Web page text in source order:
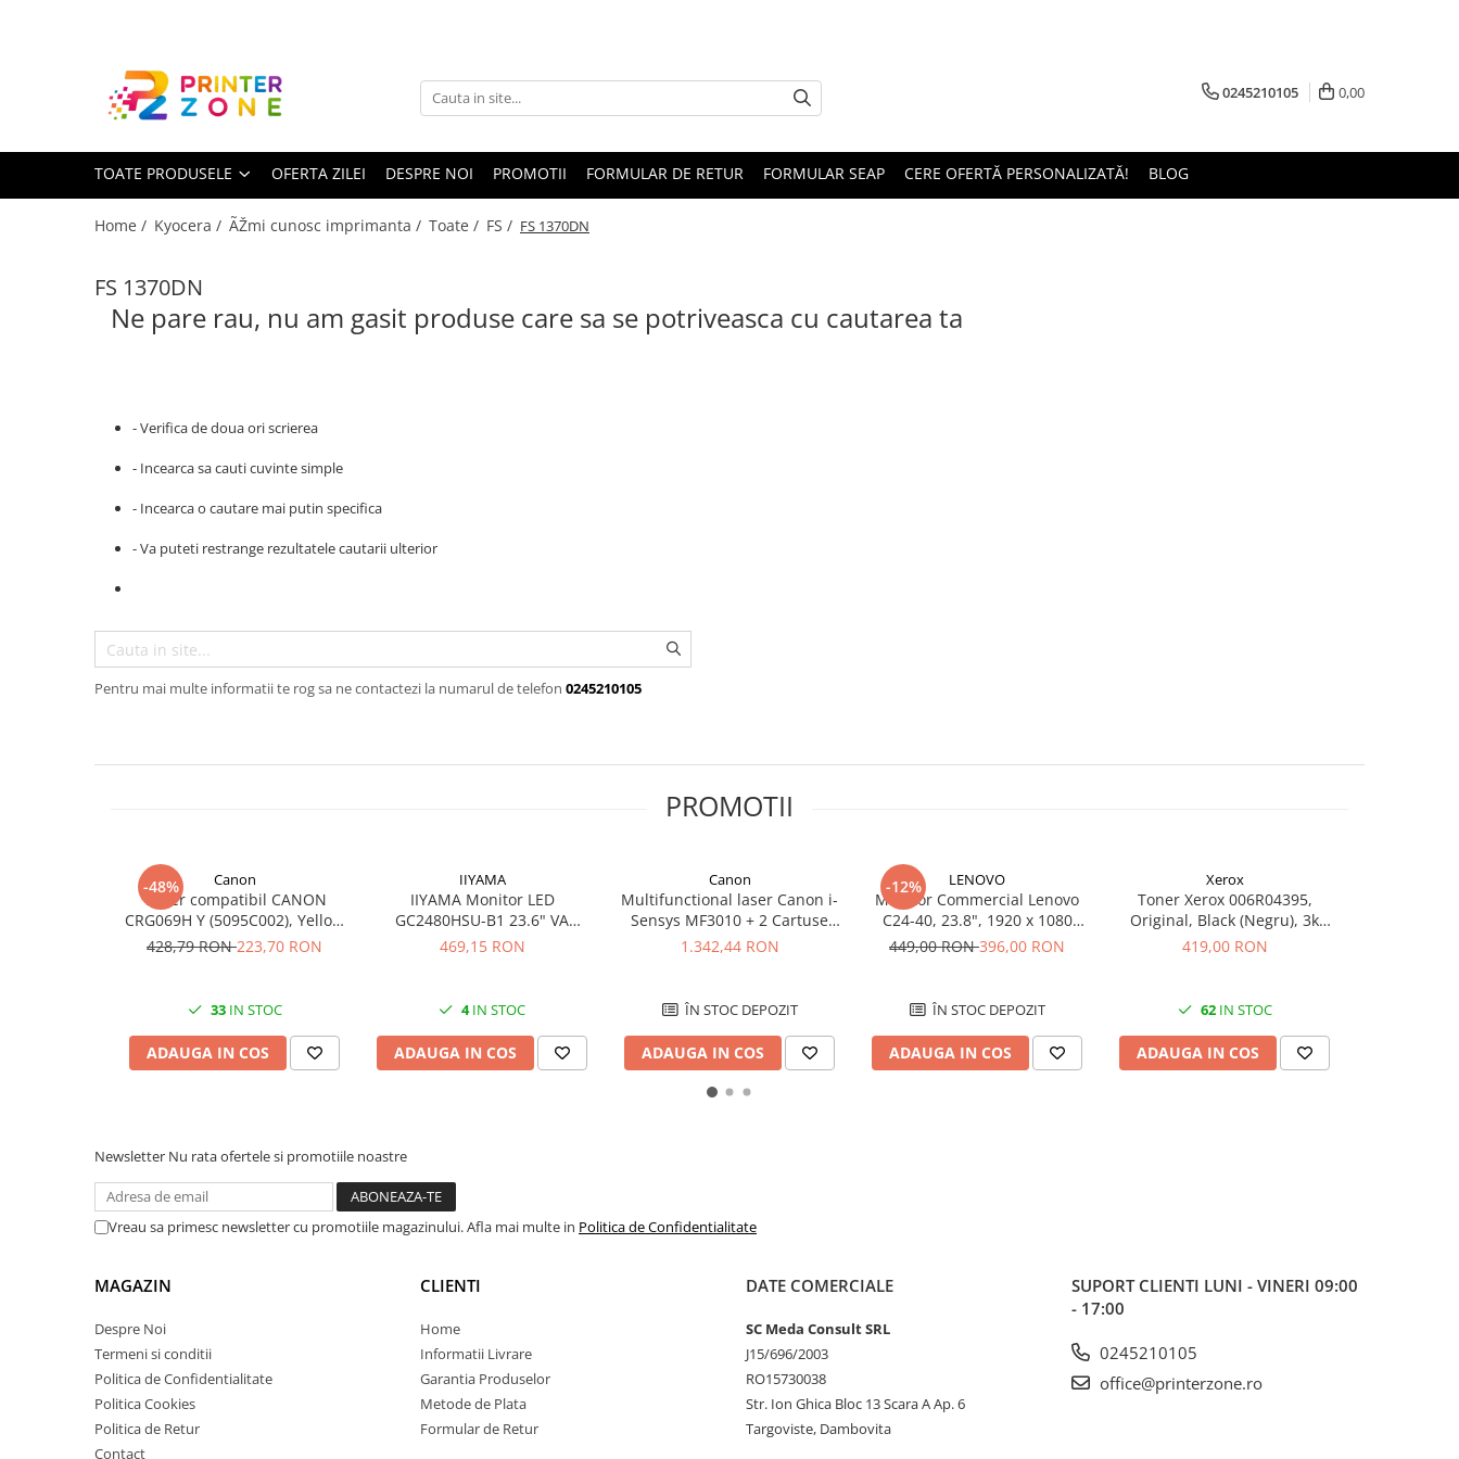
Toate Produsele
Imprimante cu jet
Imprimante etichete
Imprimante termice
Consumabile imprimanta
Capete imprimare
Cartuse inkjet si cerneala
Cartuse compatibile
Drum unit compatibile
Accesorii imprimante 3D
Filament imprimanta 3D
Laptopuri gaming
Ultrabookuri
Laptop-uri 2 in 1
Accesorii Printing
Desktop PC
0245210105 0,00
TOATE PRODUSELE OFERTA ZILEI DESPRE NOI PROMOTII FORMULAR DE RETUR FORMULAR SEAP CERE OFERTĂ PERSONALIZATĂ! BLOG
Home / Kyocera / ÃŽmi cunosc imprimanta / Toate / FS / FS 1370DN
FS 1370DN
Ne pare rau, nu am gasit produse care sa se potriveasca cu cautarea ta
- Verifica de doua ori scrierea
- Incearca sa cauti cuvinte simple
- Incearca o cautare mai putin specifica
- Va puteti restrange rezultatele cautarii ulterior
Pentru mai multe informatii te rog sa ne contactezi la numarul de telefon 0245210105
PROMOTII
-48% Canon
Toner compatibil CANON
CRG069H Y (5095C002), Yellow
(Galben), 5.5K pagini
428,79 RON223,70 RON
33IN STOC
ADAUGA IN COS
IIYAMA
IIYAMA Monitor LED
GC2480HSU-B1 23.6" VA
Curved 1920 x 1080 180Hz 300
469,15 RON
4IN STOC
ADAUGA IN COS
Canon
Multifunctional laser Canon i-
Sensys MF3010 + 2 Cartuse
Toner Black
1.342,44 RON
ÎN STOC DEPOZIT
ADAUGA IN COS
-12% LENOVO
Monitor Commercial Lenovo
C24-40, 23.8", 1920 x 1080
pixeli, Black, 3 ani Garantie
449,00 RON396,00 RON
ÎN STOC DEPOZIT
ADAUGA IN COS
Xerox
Toner Xerox 006R04395,
Original, Black (Negru), 3k
pagini pentru C230V_DNI /
419,00 RON
62IN STOC
ADAUGA IN COS
Newsletter Nu rata ofertele si promotiile noastre
Vreau sa primesc newsletter cu promotiile magazinului. Afla mai multe in Politica de Confidentialitate
MAGAZIN
Despre Noi
Termeni si conditii
Politica de Confidentialitate
Politica Cookies
Politica de Retur
Contact
CLIENTI
Home
Informatii Livrare
Garantia Produselor
Metode de Plata
Formular de Retur
DATE COMERCIALE
SC Meda Consult SRL
J15/696/2003
RO15730038
Str. Ion Ghica Bloc 13 Scara A Ap. 6
Targoviste, Dambovita
SUPORT CLIENTI LUNI - VINERI 09:00
- 17:00
0245210105
office@printerzone.ro